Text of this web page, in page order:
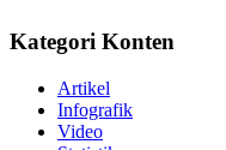
Kategori Konten
Artikel
Infografik
Video